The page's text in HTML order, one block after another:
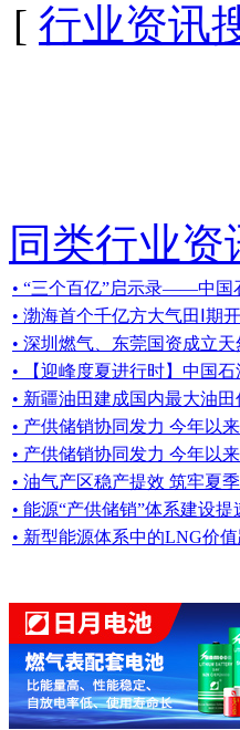
[ 行业资讯
同类行业资
• “三个百亿”启示录——中国
• 渤海首个千亿方大气田Ⅰ期
• 深圳燃气、东莞国资成立天
• 【迎峰度夏进行时】中国
• 新疆油田建成国内最大油
• 产供储销协同发力 今年以
• 产供储销协同发力 今年以
• 油气产区稳产提效 筑牢夏
• 能源“产供储销”体系建设提
• 新型能源体系中的LNG价